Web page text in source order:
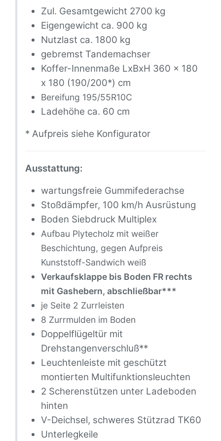
Zul. Gesamtgewicht 2700 kg
Eigengewicht ca. 900 kg
Nutzlast ca. 1800 kg
gebremst Tandemachser
Koffer-Innenmaße LxBxH 360 x 180
x 180 (190/200*) cm
Bereifung 195/55R10C
Ladehöhe ca. 60 cm
* Aufpreis siehe Konfigurator
Ausstattung:
wartungsfreie Gummifederachse
Stoßdämpfer, 100 km/h Ausrüstung
Boden Siebdruck Multiplex
Aufbau Plytecholz mit weißer
Beschichtung, gegen Aufpreis
Kunststoff-Sandwich weiß
Verkaufsklappe bis Boden FR rechts
mit Gashebern, abschließbar***
je Seite 2 Zurrleisten
8 Zurrmulden im Boden
Doppelflügeltür mit
Drehstangenverschluß**
Leuchtenleiste mit geschützt
montierten Multifunktionsleuchten
2 Scherenstützen unter Ladeboden
hinten
V-Deichsel, schweres Stützrad TK60
Unterlegkeile